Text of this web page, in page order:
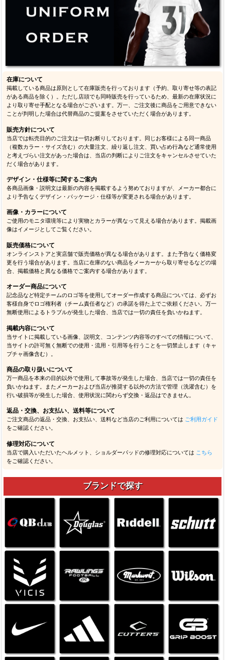
在庫について
掲載している商品は原則として在庫販売を行っております（予約、取り寄せ等の表記
がある商品を除く）。ただし店頭でも同時販売を行っているため、最新の在庫状況に
より取り寄せ手配となる場合がございます。万一、ご注文後に商品をご用意できない
ことが判明した場合は代替商品のご提案をさせていただく場合があります。
販売方針について
当店では転売目的のご注文は一切お断りしております。同じお客様による同一商品
（複数カラー・サイズ含む）の大量注文、繰り返し注文、買い占め行為など通常使用
と考えづらい注文があった場合は、当店の判断によりご注文をキャンセルさせていた
だく場合があります。
デザイン・仕様等に関するご案内
各商品画像・説明文は最新の内容を掲載するよう努めておりますが、メーカー都合に
より予告なくデザイン・パッケージ・仕様等が変更される場合があります。
画像・カラーについて
ご使用のモニタ環境等により実物とカラーが異なって見える場合があります。掲載画
像はイメージとしてご覧ください。
販売価格について
オンラインストアと実店舗で販売価格が異なる場合があります。また予告なく価格変
更を行う場合があります。当店に在庫のない商品をメーカーから取り寄せるなどの場
合、掲載価格と異なる価格でご案内する場合があります。
オーダー商品について
記念品など特定チームのロゴ等を使用してオーダー作成する商品については、必ずお
客様自身でロゴ権利者（チーム責任者など）の承諾を得た上でご依頼ください。万一
無断使用によるトラブルが発生した場合、当店では一切の責任を負いかねます。
掲載内容について
当サイトに掲載している画像、説明文、コンテンツ内容等のすべての情報について、
当サイトの許可無く無断での使用・流用・引用等を行うことを一切禁止します（キャ
プチャ画像含む）。
商品の取り扱いについて
万一商品を本来の目的以外で使用して事故等が発生した場合、当店では一切の責任を
負いかねます。またメーカーおよび当店が推奨する以外の方法で管理（洗濯含む）を
行い破損等が発生した場合、使用状況に関わらず交換・返品はできません。
返品・交換、お支払い、送料等について
ご注文商品の返品・交換、お支払い、送料など当店のご利用については ご利用ガイド
をご確認ください。
修理対応について
当店で購入いただいたヘルメット、ショルダーパッドの修理対応については こちら
をご確認ください。
ブランドで探す